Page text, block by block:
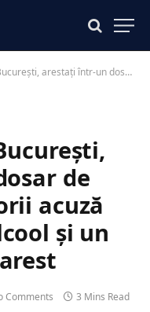
corupție. Procurorii acuză că au introdus alcool și un telefon mobil în arest
de
acuză
și un
Comments 3 Mins Read